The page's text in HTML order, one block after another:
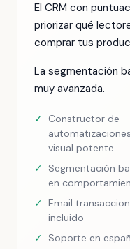
El CRM con
priorizar qué
comprar tus
La segmentación
muy avanzada.
✓
Constructor de
automatizaciones
visual potente
✓
Segmentación
en
✓ Email
incluido
✓ Soporte en